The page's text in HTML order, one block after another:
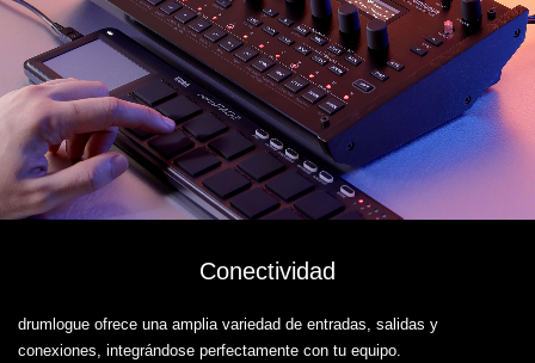
Conectividad
drumlogue ofrece una amplia variedad de entradas, salidas y
conexiones, integrándose perfectamente con tu equipo.